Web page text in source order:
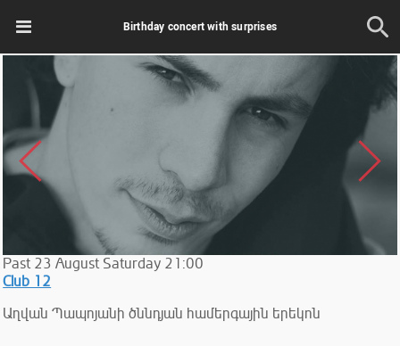
Birthday concert with surprises
Past 23 August Saturday 21:00
Club 12
Աղվան Պապոյանի ծննդյան համերգային երեկոն